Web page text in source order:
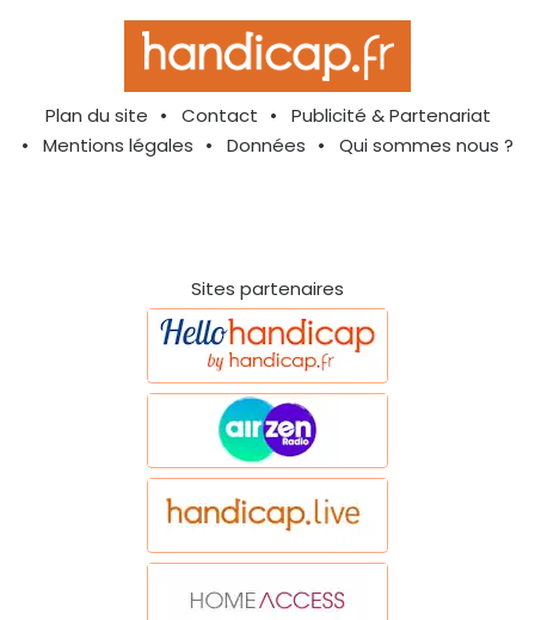
Plan du site Contact
Publicité & Partenariat
Mentions légales
Données Qui sommes nous ?
Sites partenaires